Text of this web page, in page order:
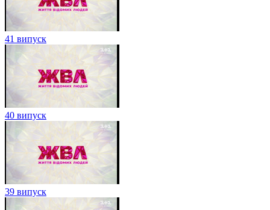
41 випуск
40 випуск
39 випуск